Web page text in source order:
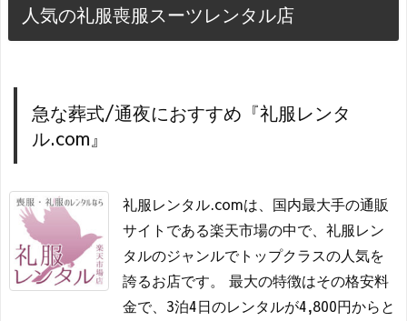
人気の礼服喪服スーツレンタル店
急な葬式/通夜におすすめ『礼服レンタ
ル.com』
礼服レンタル.comは、国内最大手の通販
サイトである楽天市場の中で、礼服レン
タルのジャンルでトップクラスの人気を
誇るお店です。 最大の特徴はその格安料
金で、3泊4日のレンタルが4,800円からと